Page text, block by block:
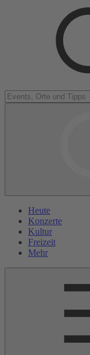
Heute
Konzerte
Kultur
Freizeit
Mehr